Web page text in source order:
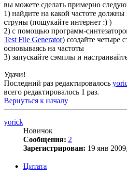
вы можете сделать примерно
1) найдите на какой частоте должны
струны (пошукайте интернет :) )
2) с помощью программ-
Test File Generator) создайте четыре
основываясь на частоты
3) запускайте сэмплы и
Удачи!
Последний раз редактировалось
всего редактировалось 1 раз.
Вернуться к началу
yorick
Новичок
Сообщения: 2
Зарегистрирован: 19 янв
Цитата